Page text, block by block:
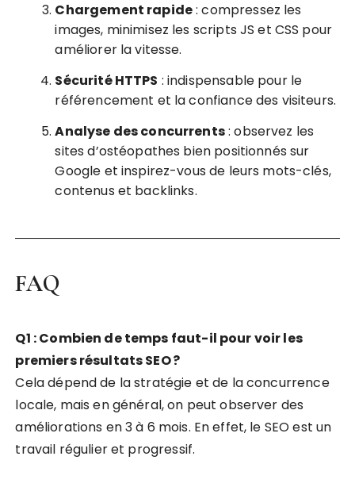
Chargement rapide: compressez les
images, minimisez les scripts JS et CSS pour
améliorer la vitesse.
Sécurité HTTPS : indispensable pour le
référencement et la confiance des visiteurs.
Analyse des concurrents: observez les
sites d’ostéopathes bien positionnés sur
Google et inspirez-vous de leurs mots-clés,
contenus et backlinks.
FAQ
Q1 : Combien de temps faut-il pour voir les
premiers résultats SEO ?
Cela dépend de la stratégie et de la concurrence
locale, mais en général, on peut observer des
améliorations en 3 à 6 mois. En effet, le SEO est un
travail régulier et progressif.